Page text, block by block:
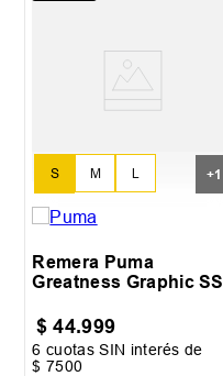
S M L
XL
+1
Remera Puma
Greatness Graphic SS
$ 44.999
6 cuotas SIN interés de
$ 7500